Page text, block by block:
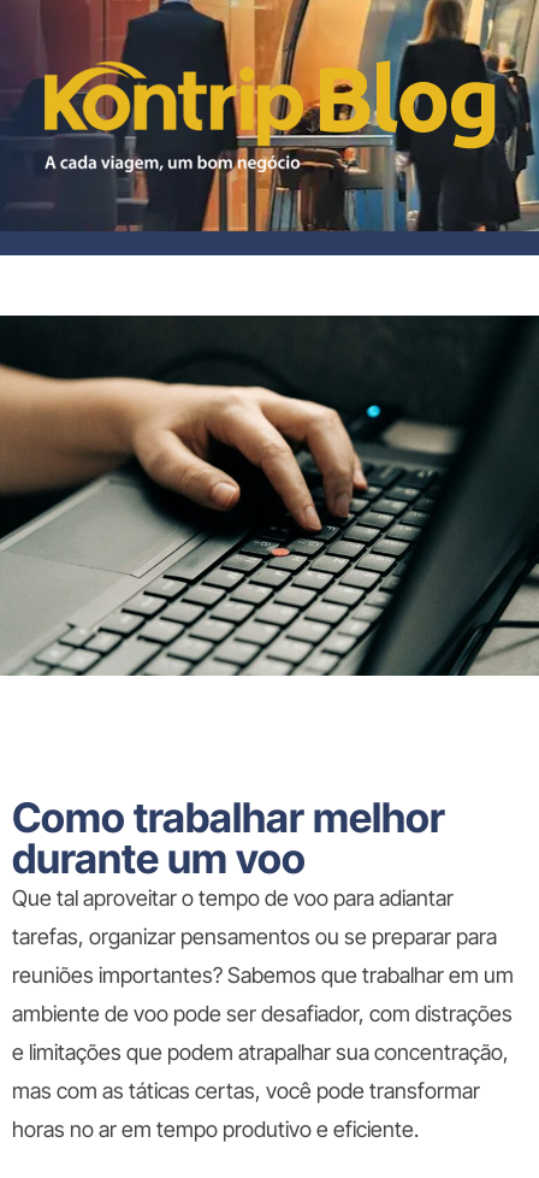
Como trabalhar melhor
durante um voo
Que tal aproveitar o tempo de voo para adiantar
tarefas, organizar pensamentos ou se preparar para
reuniões importantes? Sabemos que trabalhar em um
ambiente de voo pode ser desafiador, com distrações
e limitações que podem atrapalhar sua concentração,
mas com as táticas certas, você pode transformar
horas no ar em tempo produtivo e eficiente.